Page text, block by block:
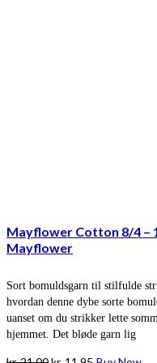
Mayflower Cotton 8/4 –
Mayflower
Sort bomuldsgarn til stilfulde
hvordan denne dybe sorte
uanset om du strikker lette
hjemmet. Det bløde garn lig